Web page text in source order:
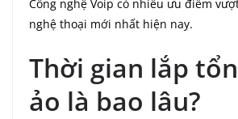
Công nghệ Voip có nhiều ưu điểm
nghệ thoại mới nhất hiện nay.
Thời gian lắp
ảo là bao lâu?